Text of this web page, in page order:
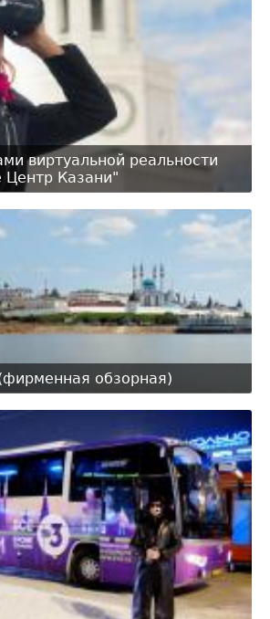
виртуальной реальности
Казани"
обзорная)